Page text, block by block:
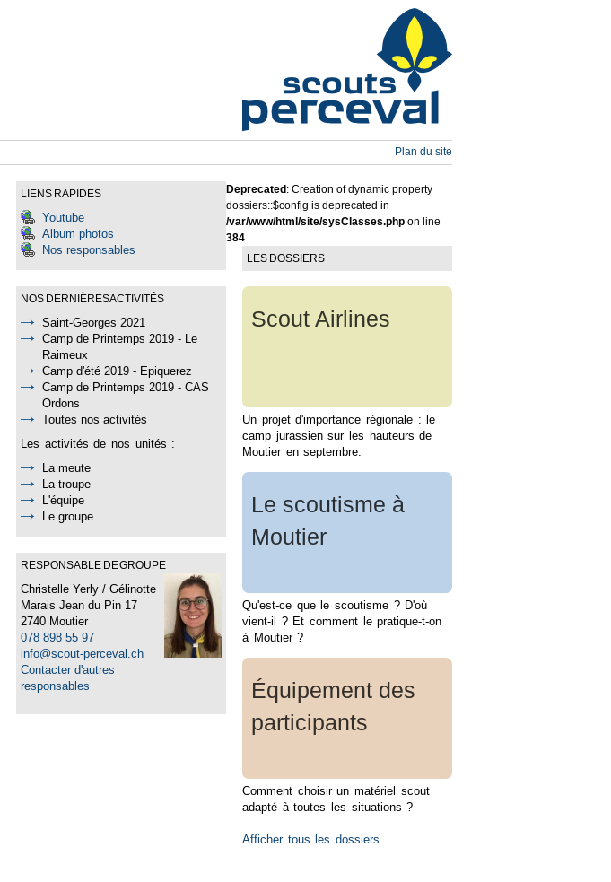
Plan du site
LIENS RAPIDES
Youtube
Album photos
Nos responsables
NOS DERNIÈRES ACTIVITÉS
Saint-Georges 2021
Camp de Printemps 2019 - Le
Raimeux
Camp d'été 2019 - Epiquerez
Camp de Printemps 2019 - CAS
Ordons
Toutes nos activités
Les activités de nos unités :
La meute
La troupe
L'équipe
Le groupe
RESPONSABLE DE GROUPE
Christelle Yerly / Gélinotte
Marais Jean du Pin 17
2740 Moutier
078 898 55 97
info@scout-perceval.ch
Contacter d'autres
responsables
Deprecated : Creation of dynamic property
dossiers::$config is deprecated in
/var/www/html/site/sysClasses.php on line
384
LES DOSSIERS
Scout Airlines
Un projet d'importance régionale : le
camp jurassien sur les hauteurs de
Moutier en septembre.
Le scoutisme à
Moutier
Qu'est-ce que le scoutisme ? D'où
vient-il ? Et comment le pratique-t-on
à Moutier ?
Équipement des
participants
Comment choisir un matériel scout
adapté à toutes les situations ?
Afficher tous les dossiers